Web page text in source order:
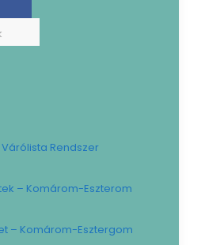
Rendszer
– Komárom-Eszterom
– Komárom-Esztergom